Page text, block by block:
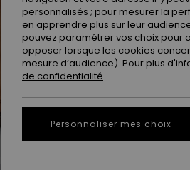
personnalisés ; pour mesurer la
en apprendre plus sur leur
pouvez paramétrer vos choix pour
opposer lorsque les cookies
mesure d’audience). Pour plus
de confidentialité
Personnaliser mes choix